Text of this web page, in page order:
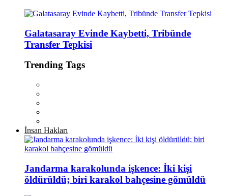
Galatasaray Evinde Kaybetti, Tribünde
Transfer Tepkisi
Trending Tags
İnsan Hakları
Jandarma karakolunda işkence: İki kişi
öldürüldü; biri karakol bahçesine gömüldü